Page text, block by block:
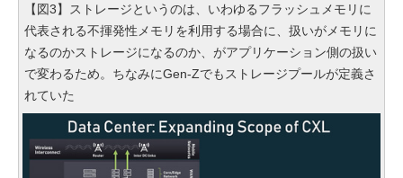
【図3】ストレージというのは、いわゆるフラッシュメモリに
代表される不揮発性メモリを利用する場合に、扱いがメモリに
なるのかストレージになるのか、がアプリケーション側の扱い
で変わるため。ちなみにGen-Zでもストレージプールが定義さ
れていた